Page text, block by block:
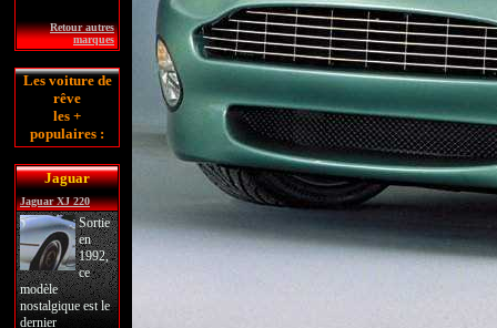
Retour autres
marques
Les voiture de
rêve
les +
populaires :
Jaguar
Jaguar XJ 220
Sortie
en
1992,
ce
modèle
nostalgique est le
dernier